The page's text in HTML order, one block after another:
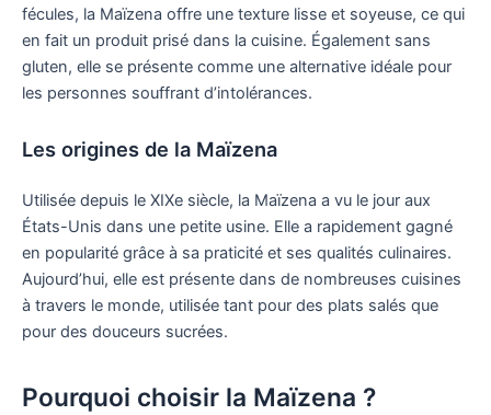
fécules, la Maïzena offre une texture lisse et soyeuse, ce qui
en fait un produit prisé dans la cuisine. Également sans
gluten, elle se présente comme une alternative idéale pour
les personnes souffrant d’intolérances.
Les origines de la Maïzena
Utilisée depuis le XIXe siècle, la Maïzena a vu le jour aux
États-Unis dans une petite usine. Elle a rapidement gagné
en popularité grâce à sa praticité et ses qualités culinaires.
Aujourd’hui, elle est présente dans de nombreuses cuisines
à travers le monde, utilisée tant pour des plats salés que
pour des douceurs sucrées.
Pourquoi choisir la Maïzena ?